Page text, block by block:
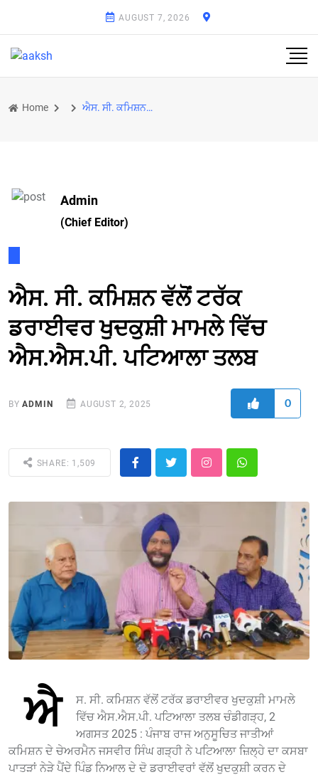
AUGUST 7, 2026
Home ਐਸ. ਸੀ. ਕਮਿਸ਼ਨ ਵੱਲੋਂ ਟਰੱਕ ਡਰਾਈਵਰ ਖੁਦਕੁਸ਼ੀ ਮਾਮਲੇ ਵਿੱਚ ਐਸ.ਐਸ.ਪੀ. ਪਟਿਆਲਾ ਤਲਬ
Admin
(Chief Editor)
ਐਸ. ਸੀ. ਕਮਿਸ਼ਨ ਵੱਲੋਂ ਟਰੱਕ
ਡਰਾਈਵਰ ਖੁਦਕੁਸ਼ੀ ਮਾਮਲੇ ਵਿੱਚ
ਐਸ.ਐਸ.ਪੀ. ਪਟਿਆਲਾ ਤਲਬ
BYADMIN AUGUST 2, 2025 0
SHARE: 1,509
ਐ
ਸ. ਸੀ. ਕਮਿਸ਼ਨ ਵੱਲੋਂ ਟਰੱਕ ਡਰਾਈਵਰ ਖੁਦਕੁਸ਼ੀ ਮਾਮਲੇ
ਵਿੱਚ ਐਸ.ਐਸ.ਪੀ. ਪਟਿਆਲਾ ਤਲਬ ਚੰਡੀਗੜ੍ਹ, 2
ਅਗਸਤ 2025 : ਪੰਜਾਬ ਰਾਜ ਅਨੁਸੂਚਿਤ ਜਾਤੀਆਂ
ਕਮਿਸ਼ਨ ਦੇ ਚੇਅਰਮੈਨ ਜਸਵੀਰ ਸਿੰਘ ਗੜ੍ਹੀ ਨੇ ਪਟਿਆਲਾ ਜ਼ਿਲ੍ਹੇ ਦਾ ਕਸਬਾ
ਪਾਤੜਾਂ ਨੇੜੇ ਪੈਂਦੇ ਪਿੰਡ ਨਿਆਲ ਦੇ ਦੋ ਡਰਾਈਵਰਾਂ ਵੱਲੋਂ ਖੁਦਕੁਸ਼ੀ ਕਰਨ ਦੇ